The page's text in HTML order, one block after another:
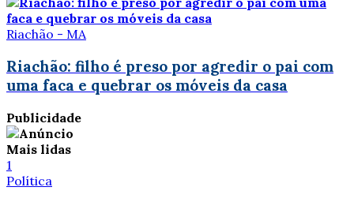
Riachão - MA
Riachão: filho é preso por agredir o pai com
uma faca e quebrar os móveis da casa
Publicidade
Mais lidas
1
Política